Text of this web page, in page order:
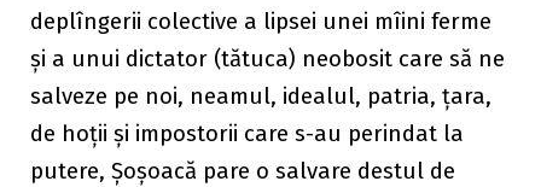
deplîngerii colective a lipsei unei mîini ferme
și a unui dictator (tătuca) neobosit care să ne
salveze pe noi, neamul, idealul, patria, țara,
de hoții și impostorii care s-au perindat la
putere, Șoșoacă pare o salvare destul de